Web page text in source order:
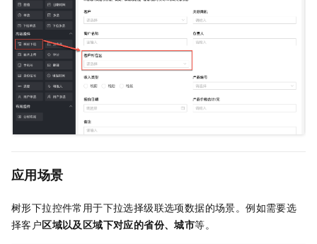
应用场景
树形下拉控件常用于下拉选择级联选项数据的场景。例如需要选
择客户区域以及区域下对应的省份、城市等。